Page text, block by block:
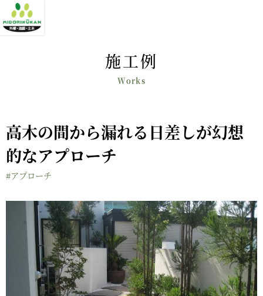
施工例
高木の間から漏れる日差しが幻想
的なアプローチ
#アプローチ